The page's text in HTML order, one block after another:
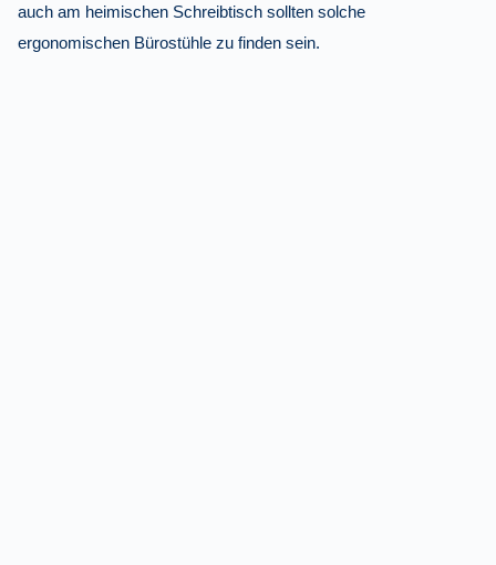
auch am heimischen Schreibtisch sollten solche
ergonomischen Bürostühle zu finden sein.